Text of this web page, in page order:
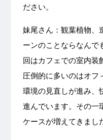
ださい。
妹尾さん：観葉植物、
ーンのことならなんで
回はカフェでの室内装
圧倒的に多いのはオフ
環境の見直しが進み、
進んでいます。その一
ケースが増えてきまし